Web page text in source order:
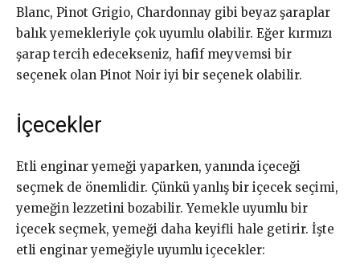
Blanc, Pinot Grigio, Chardonnay gibi beyaz şaraplar
balık yemekleriyle çok uyumlu olabilir. Eğer kırmızı
şarap tercih edecekseniz, hafif meyvemsi bir
seçenek olan Pinot Noir iyi bir seçenek olabilir.
İçecekler
Etli enginar yemeği yaparken, yanında içeceği
seçmek de önemlidir. Çünkü yanlış bir içecek seçimi,
yemeğin lezzetini bozabilir. Yemekle uyumlu bir
içecek seçmek, yemeği daha keyifli hale getirir. İşte
etli enginar yemeğiyle uyumlu içecekler: